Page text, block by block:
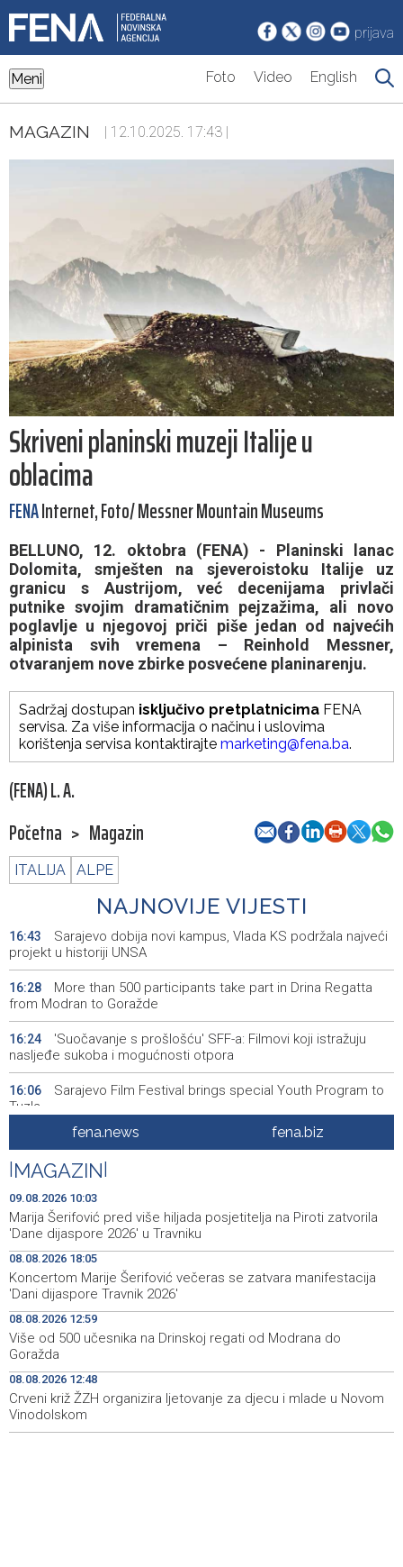
prijava
Meni Foto Video English
MAGAZIN | 12.10.2025. 17:43 |
Skriveni planinski muzeji Italije u
oblacima
FENAInternet, Foto/ Messner Mountain Museums
BELLUNO, 12. oktobra (FENA) - Planinski lanac
Dolomita, smješten na sjeveroistoku Italije uz
granicu s Austrijom, već decenijama privlači
putnike svojim dramatičnim pejzažima, ali novo
poglavlje u njegovoj priči piše jedan od najvećih
alpinista svih vremena – Reinhold Messner,
otvaranjem nove zbirke posvećene planinarenju.
Sadržaj dostupan isključivo pretplatnicima FENA
servisa. Za više informacija o načinu i uslovima
korištenja servisa kontaktirajte marketing@fena.ba.
(FENA) L. A.
Početna > Magazin
ITALIJA ALPE
NAJNOVIJE VIJESTI
16:43
Sarajevo dobija novi kampus, Vlada KS podržala najveći
projekt u historiji UNSA
16:28
More than 500 participants take part in Drina Regatta
from Modran to Goražde
16:24
'Suočavanje s prošlošću' SFF-a: Filmovi koji istražuju
nasljeđe sukoba i mogućnosti otpora
16:06
Sarajevo Film Festival brings special Youth Program to
Tuzla
Posuški turnir 'Kamen, krš i maslina' potvrdio svoj ugled,
Kukoč ponovno na Topali
15:40 Priopćenje za javnost HDZ 1990
14:53
Pentagon pozvao američke odbrambene firme da
ubrzaju proizvodnju oružja usred iscrpljenih zaliha
14:39
Svečano otvoren 26. Cazin Grand Prix, staza 'Krajiška
zmija' ponovo okupila ljubitelje motosporta
13:20
Mostar Jazz Fest 2026. od 23. do 25. kolovoza donosi
tri večeri vrhunske glazbe
12:21 Izraelske snage izvode nova rušenja u južnom Libanu
fena.news fena.biz
MAGAZIN
09.08.2026 10:03
Marija Šerifović pred više hiljada posjetitelja na Piroti zatvorila
'Dane dijaspore 2026' u Travniku
08.08.2026 18:05
Koncertom Marije Šerifović večeras se zatvara manifestacija
'Dani dijaspore Travnik 2026'
08.08.2026 12:59
Više od 500 učesnika na Drinskoj regati od Modrana do
Goražda
08.08.2026 12:48
Crveni križ ŽZH organizira ljetovanje za djecu i mlade u Novom
Vinodolskom